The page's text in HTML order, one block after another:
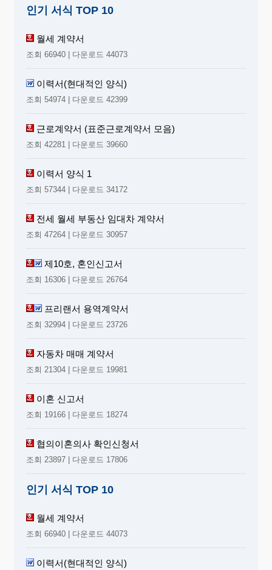
※ 이혼신고일 다음날부터 미성년인 자녀들이 각 성년
에 이르기 전날까지의 기간에 해당하는 양육비에 관하
조서에 따른 양육비를 지급하지 않으면
서에 의하여 강제집행할 수 있습니다. 그 외 협의사항은
‘별도의 재판절차’를 통하여 과태료, 감치 등의 제재를
받을 수 있고, 강제집행을 할 수 있습니다.
받아 보실 것을 권고합니다.
1. 친권자 및 양육자의 결정
친권자 는 자녀의 재산관리권, 법률행위대리권 등이 있고,
보호하는 역할을 합니다. 협의이혼시 친권자 및 양육자는 자
의 복리를 우선적으로 고려하여 부 또는 모 일방, 부모 공동으
로 지정할 수도 있으며, 친권자와 양육자를 분리하여 지정할
수도 있습니다(공동친권, 공동양육의 경우는 이혼 후에도 부
모 사이에 원만한 협의가 가능한 경우
의 권리·의무, 역할, 동거기간 등을 별도로 명확히 정해 두는
임신 중인 자의 특정은 자녀이름란에 ‘모가 임신 중인 자’로
기재하고 생년월일란에 ‘임신 ○개월’로 기재함으로 하고, 성
별란은 기재할 필요가 없습니다.
2. 양육비용의 부담
자녀에 대한 양육의무는 친권자나 양육자가 아니어도 부모
로서 부담하여야 할 법률상 의무입니다. 양육비는 자녀의 연
에 의해 양육비를 부담하지 않을 수 있습니다. 이혼신고 전 양
육비 또는 성년이후의 교육비 등은 부모가 협의하여 “기타”란
에 기재할 수 있으나, 양육비부담조서에 기재되지 않으므로,
강제집행을 위하여는 별도의 재판절차가 필요합니다.
3. 면접교섭권의 행사 여부 및 그 방법
있고, 면접교섭은 자녀가 양쪽 부모의 사랑을 받고 올바르게
자랄 수 있기 위해 꼭 필요합니다. 면접교섭 일시는 자녀의 일
정을 고려하여정기적·규칙적으로 정하는 것이 자녀의 안정
적인 생활에 도움이 되고, 자녀의 인도장소 및 시간, 면접교섭
해야 장래의 분쟁을 방지할 수 있습니다.
4. 첨부서류
협의서가 자녀의 복리에 부합하는지 여부를 판단하기
므로 증빙서류를 제출합니다.
인기 서식 TOP 10
월세 계약서
조회 66940 | 다운로드 44073
이력서(현대적인 양식)
조회 54974 | 다운로드 42399
근로계약서 (표준근로계약서 모음)
조회 42281 | 다운로드 39660
이력서 양식 1
조회 57344 | 다운로드 34172
전세 월세 부동산 임대차 계약서
조회 47264 | 다운로드 30957
제10호, 혼인신고서
조회 16306 | 다운로드 26764
프리랜서 용역계약서
조회 32994 | 다운로드 23726
자동차 매매 계약서
조회 21304 | 다운로드 19981
이혼 신고서
조회 19166 | 다운로드 18274
협의이혼의사 확인신청서
조회 23897 | 다운로드 17806
인기 서식 TOP 10
월세 계약서
조회 66940 | 다운로드 44073
이력서(현대적인 양식)